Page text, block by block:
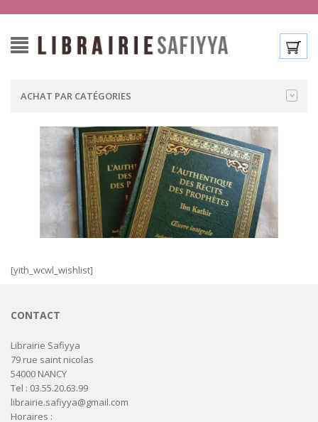
ACHAT PAR CATÉGORIES
[yith_wcwl_wishlist]
CONTACT
Librairie Safiyya
79 rue saint nicolas
54000 NANCY
Tel : 03.55.20.63.99
librairie.safiyya@gmail.com
Horaires :